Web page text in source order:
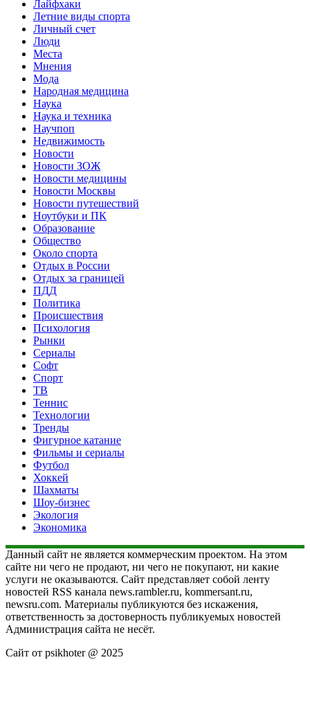
Лайфхаки
Летние виды спорта
Личный счет
Люди
Места
Мнения
Мода
Народная медицина
Наука
Наука и техника
Научпоп
Недвижимость
Новости
Новости ЗОЖ
Новости медицины
Новости Москвы
Новости путешествий
Ноутбуки и ПК
Образование
Общество
Около спорта
Отдых в России
Отдых за границей
ПДД
Политика
Происшествия
Психология
Рынки
Сериалы
Софт
Спорт
ТВ
Теннис
Технологии
Тренды
Фигурное катание
Фильмы и сериалы
Футбол
Хоккей
Шахматы
Шоу-бизнес
Экология
Экономика
Данный сайт не является коммерческим проектом. На этом
сайте ни чего не продают, ни чего не покупают, ни какие
услуги не оказываются. Сайт представляет собой ленту
новостей RSS канала news.rambler.ru, kommersant.ru,
newsru.com. Материалы публикуются без искажения,
ответственность за достоверность публикуемых новостей
Администрация сайта не несёт.
Сайт от psikhoter @ 2025